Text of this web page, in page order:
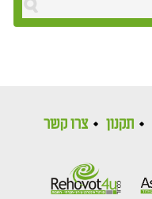
תקנון צרו קשר